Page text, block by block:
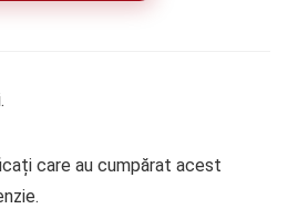
care au cumpărat acest